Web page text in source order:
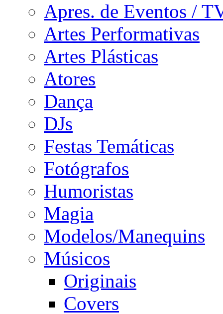
Apres. de Eventos /
Artes Performativas
Artes Plásticas
Atores
Dança
DJs
Festas Temáticas
Fotógrafos
Humoristas
Magia
Modelos/Manequins
Músicos
Originais
Covers